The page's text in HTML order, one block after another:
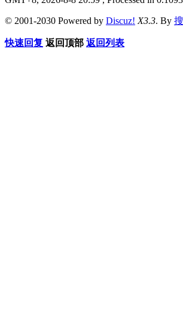
© 2001-2030 Powered by Discuz! X3.3. By
快速回复 返回顶部 返回列表